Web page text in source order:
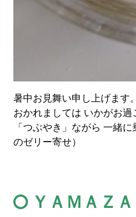
暑中お見舞い申し上げます
おかれましては いかがお
「つぶやき」ながら 一緒
のゼリー寄せ）
ＹＡＭＡＺ